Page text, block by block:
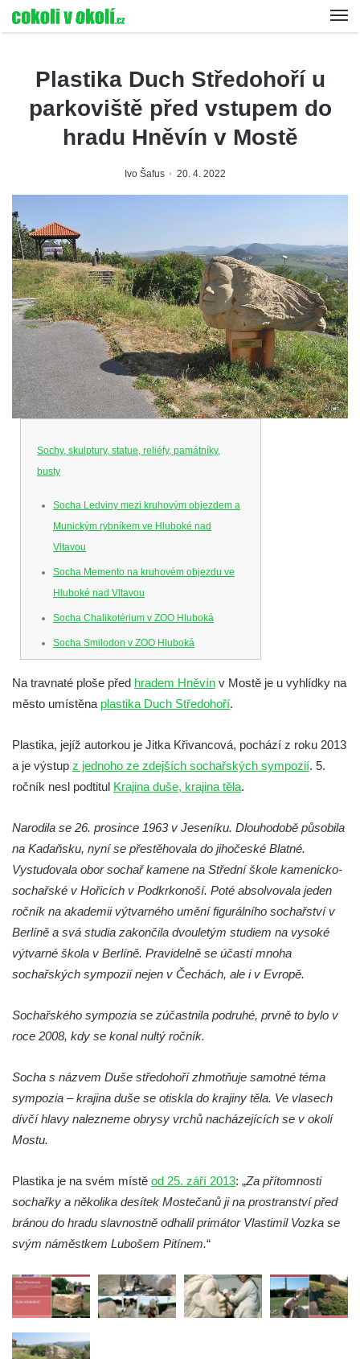
Plastika Duch Středohoří u
parkoviště před vstupem do
hradu Hněvín v Mostě
Ivo Šafus 20. 4. 2022
Sochy, skulptury, statue, reliéfy, památníky,
busty
Socha Ledviny mezi kruhovým objezdem a
Munickým rybníkem ve Hluboké nad
Vltavou
Socha Memento na kruhovém objezdu ve
Hluboké nad Vltavou
Socha Chalikotérium v ZOO Hluboká
Socha Smilodon v ZOO Hluboká
Socha Koroun bezzubý v ZOO Hluboká
Socha Medvěd jeskynní v ZOO Hluboká
Socha Mamutí lebka v ZOO Hluboká
Socha Mamut srstnatý v ZOO Hluboká
Socha Vydry si hrají v ZOO Hluboká
Socha Přátelství v ZOO Hluboká
Socha Matka příroda v ZOO Hluboká
Socha Lišky v ZOO Hluboká
Socha Vlčice s mládětem v ZOO Hluboká
Socha Orlice v ZOO Hluboká
Socha Tygr v ZOO Hluboká
Socha Kozorožec horský v ZOO Hluboká
Socha Včela v ZOO Hluboká
Socha Rosomák v ZOO Hluboká
Socha Beruška v ZOO Hluboká
Socha Vážka v ZOO Hluboká
Flamingo trůn v ZOO Hluboká
Lavička Kůň Převalského v ZOO Hluboká
Lysá nad Labem, barokní město Šporkovo
Na travnaté ploše před hradem Hněvín v Mostě je u vyhlídky na
město umístěna plastika Duch Středohoří.
Plastika, jejíž autorkou je Jitka Křivancová, pochází z roku 2013
a je výstup z jednoho ze zdejších sochařských sympozií. 5.
ročník nesl podtitul Krajina duše, krajina těla.
Narodila se 26. prosince 1963 v Jeseníku. Dlouhodobě působila
na Kadaňsku, nyní se přestěhovala do jihočeské Blatné.
Vystudovala obor sochař kamene na Střední škole kamenicko-
sochařské v Hořicích v Podkrkonoší. Poté absolvovala jeden
ročník na akademii výtvarného umění figurálního sochařství v
Berlíně a svá studia zakončila dvouletým studiem na vysoké
výtvarné škola v Berlíně. Pravidelně se účastí mnoha
sochařských sympozií nejen v Čechách, ale i v Evropě.
Sochařského sympozia se zúčastnila podruhé, prvně to bylo v
roce 2008, kdy se konal nultý ročník.
Socha s názvem Duše středohoří zhmotňuje samotné téma
sympozia – krajina duše se otiskla do krajiny těla. Ve vlasech
dívčí hlavy nalezneme obrysy vrchů nacházejících se v okolí
Mostu.
Plastika je na svém místě od 25. září 2013: „Za přítomnosti
sochařky a několika desítek Mostečanů ji na prostranství před
bránou do hradu slavnostně odhalil primátor Vlastimil Vozka se
svým náměstkem Lubošem Pitínem.“